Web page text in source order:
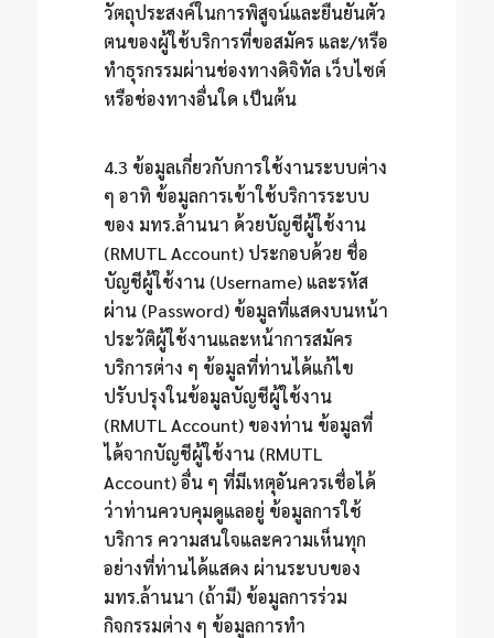
วัตถุประสงค์ในการพิสูจน์และยืนยันตัว
ตนของผู้ใช้บริการที่ขอสมัคร และ/หรือ
ทำธุรกรรมผ่านช่องทางดิจิทัล เว็บไซต์
หรือช่องทางอื่นใด เป็นต้น
4.3 ข้อมูลเกี่ยวกับการใช้งานระบบต่าง
ๆ อาทิ ข้อมูลการเข้าใช้บริการระบบ
ของ มทร.ล้านนา ด้วยบัญชีผู้ใช้งาน
(RMUTL Account) ประกอบด้วย ชื่อ
บัญชีผู้ใช้งาน (Username) และรหัส
ผ่าน (Password) ข้อมูลที่แสดงบนหน้า
ประวัติผู้ใช้งานและหน้าการสมัคร
บริการต่าง ๆ ข้อมูลที่ท่านได้แก้ไข
ปรับปรุงในข้อมูลบัญชีผู้ใช้งาน
(RMUTL Account) ของท่าน ข้อมูลที่
ได้จากบัญชีผู้ใช้งาน (RMUTL
Account) อื่น ๆ ที่มีเหตุอันควรเชื่อได้
ว่าท่านควบคุมดูแลอยู่ ข้อมูลการใช้
บริการ ความสนใจและความเห็นทุก
อย่างที่ท่านได้แสดง ผ่านระบบของ
มทร.ล้านนา (ถ้ามี) ข้อมูลการร่วม
กิจกรรมต่าง ๆ ข้อมูลการทำ